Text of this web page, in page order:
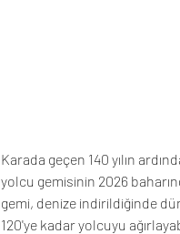
Karada geçen 140 yılın
yolcu gemisinin 2026
gemi, denize indirildiğinde
120'ye kadar yolcuyu